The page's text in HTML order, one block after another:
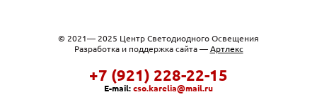
© 2021— 2025 Центр Светодиодного Освещения
Разработка и поддержка сайта — Артлекс
+7 (921) 228-22-15
E-mail: cso.karelia@mail.ru